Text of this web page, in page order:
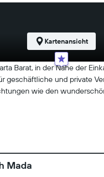
Barat, in der Nähe der
und private
wie den
Kartenansicht
Mada